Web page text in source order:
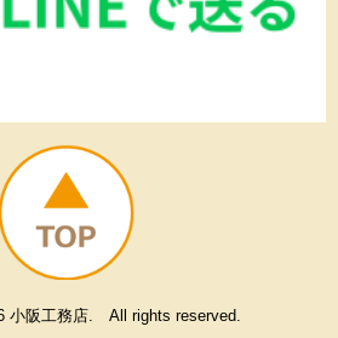
小阪工務店. All rights reserved.